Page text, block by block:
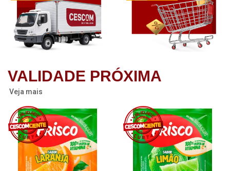
VALIDADE PRÓXIMA
Veja mais